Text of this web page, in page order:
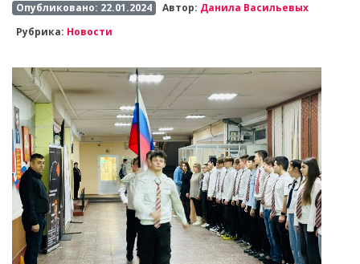
Опубликовано: 22.01.2024 Автор: Данила Васильевых
Рубрика: Новости